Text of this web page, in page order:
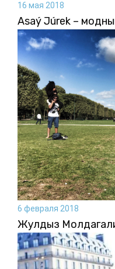
16 мая 2018
Asaý Júrek –
6 февраля 2018
Жулдыз